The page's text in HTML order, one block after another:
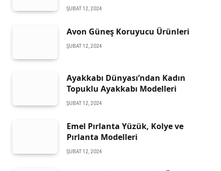
ŞUBAT 12, 2024
Avon Güneş Koruyucu Ürünleri
ŞUBAT 12, 2024
Ayakkabı Dünyası’ndan Kadın
Topuklu Ayakkabı Modelleri
ŞUBAT 12, 2024
Emel Pırlanta Yüzük, Kolye ve
Pırlanta Modelleri
ŞUBAT 12, 2024